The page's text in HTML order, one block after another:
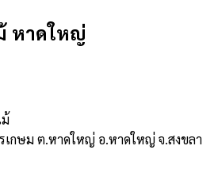
หาดใหญ่
เกษม ต.หาดใหญ่ อ.หาดใหญ่ จ.สงขลา